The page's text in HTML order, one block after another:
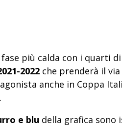
più calda con i quarti
2022 che prenderà il
anche in Coppa
e blu della grafica sono